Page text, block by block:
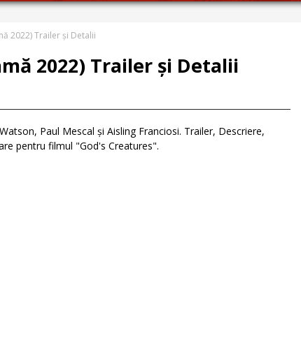
2022) Trailer și Detalii
2022) Trailer și Detalii
Paul Mescal și Aisling Franciosi. Trailer, Descriere,
pentru filmul "God's Creatures".